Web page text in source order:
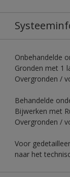
Onbehandelde
Gronden met 1
Overgronden /
Behandelde
Bijwerken met
Overgronden /
Voor
naar het